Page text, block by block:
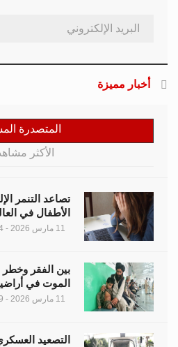
أخبار مميزة
المتصدرة
الأكثر
تصاعد التنمر
الأطفال في
11 مارس 2026 - 13:44
بين الفقر وخطر
الموت في
11 مارس 2026 - 11:19
التصعيد